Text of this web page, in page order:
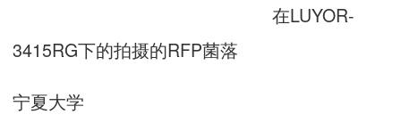
在LUYOR-
3415RG下的拍摄的RFP菌落
宁夏大学